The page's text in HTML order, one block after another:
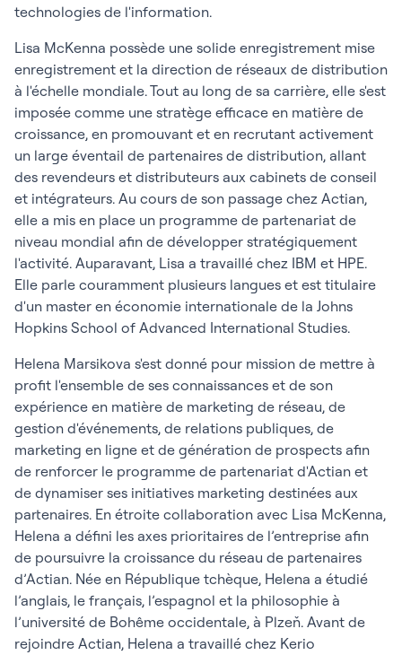
technologies de l'information.
Lisa McKenna possède une solide enregistrement mise
enregistrement et la direction de réseaux de distribution
à l'échelle mondiale. Tout au long de sa carrière, elle s'est
imposée comme une stratège efficace en matière de
croissance, en promouvant et en recrutant activement
un large éventail de partenaires de distribution, allant
des revendeurs et distributeurs aux cabinets de conseil
et intégrateurs. Au cours de son passage chez Actian,
elle a mis en place un programme de partenariat de
niveau mondial afin de développer stratégiquement
l'activité. Auparavant, Lisa a travaillé chez IBM et HPE.
Elle parle couramment plusieurs langues et est titulaire
d'un master en économie internationale de la Johns
Hopkins School of Advanced International Studies.
Helena Marsikova s'est donné pour mission de mettre à
profit l'ensemble de ses connaissances et de son
expérience en matière de marketing de réseau, de
gestion d'événements, de relations publiques, de
marketing en ligne et de génération de prospects afin
de renforcer le programme de partenariat d'Actian et
de dynamiser ses initiatives marketing destinées aux
partenaires. En étroite collaboration avec Lisa McKenna,
Helena a défini les axes prioritaires de l’entreprise afin
de poursuivre la croissance du réseau de partenaires
d’Actian. Née en République tchèque, Helena a étudié
l’anglais, le français, l’espagnol et la philosophie à
l’université de Bohême occidentale, à Plzeň. Avant de
rejoindre Actian, Helena a travaillé chez Kerio